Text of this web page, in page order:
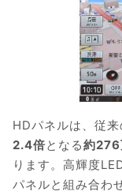
HDパネルは、従
2.4倍となる約276
ります。高輝度
パネルと組み合わ